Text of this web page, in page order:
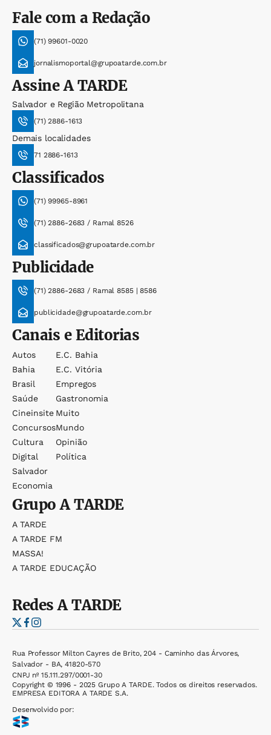
Fale com a Redação
(71) 99601-0020
jornalismoportal@grupoatarde.com.br
AssineA TARDE
Salvador e Região Metropolitana
(71) 2886-1613
Demais localidades
71 2886-1613
Classificados
(71) 99965-8961
(71) 2886-2683 / Ramal 8526
classificados@grupoatarde.com.br
Publicidade
(71) 2886-2683 / Ramal 8585 | 8586
publicidade@grupoatarde.com.br
Canais e Editorias
Autos
Bahia
Brasil
Saúde
Cineinsite
Concursos
Cultura
Digital
Salvador
Economia
E.c. Bahia
E.c. Vitória
Empregos
Gastronomia
Muito
Mundo
Opinião
Política
GrupoA TARDE
A TARDE
A TARDE FM
MASSA!
A TARDE EDUCAÇÃO
RedesA TARDE
Rua Professor Milton Cayres de Brito, 204 - Caminho das Árvores,
Salvador - BA, 41820-570
CNPJ nº 15.111.297/0001-30
Copyright © 1996 - 2025 Grupo A TARDE. Todos os direitos reservados.
EMPRESA EDITORA A TARDE S.A.
Desenvolvido por: